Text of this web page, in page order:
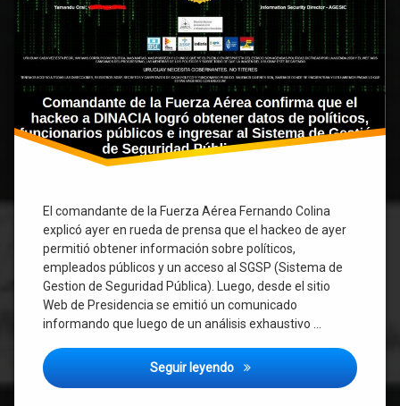
El comandante de la Fuerza Aérea Fernando Colina
explicó ayer en rueda de prensa que el hackeo de ayer
permitió obtener información sobre políticos,
empleados públicos y un acceso al SGSP (Sistema de
Gestion de Seguridad Pública). Luego, desde el sitio
Web de Presidencia se emitió un comunicado
informando que luego de un análisis exhaustivo …
Seguir leyendo Hackeo a DINACIA:
Gestión
de
Seguridad
Pública
(SGSP).